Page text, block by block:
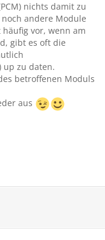
nichts damit zu
andere Module
vor, wenn am
gibt es oft die
up zu daten.
betroffenen Moduls
aus